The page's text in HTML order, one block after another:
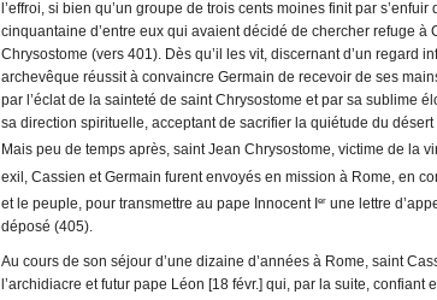
l’effroi, si bien qu’un groupe de trois cents moines finit par
cinquantaine d’entre eux qui avaient décidé de chercher refuge à
Chrysostome (vers 401). Dès qu’il les vit, discernant d’un regard
archevêque réussit à convaincre Germain de recevoir de ses
par l’éclat de la sainteté de saint Chrysostome et par sa sublime
sa direction spirituelle, acceptant de sacrifier la quiétude du
Mais peu de temps après, saint Jean Chrysostome, victime de la
exil, Cassien et Germain furent envoyés en mission à Rome, en
et le peuple, pour transmettre au pape Innocent I er une lettre
déposé (405).
Au cours de son séjour d’une dizaine d’années à Rome, saint
l’archidiacre et futur pape Léon [18 févr.] qui, par la suite,